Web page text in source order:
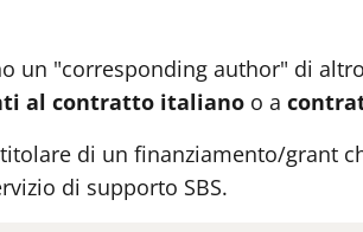
un "corresponding author" di
al contratto italiano o a
di un finanziamento/grant
di supporto SBS.